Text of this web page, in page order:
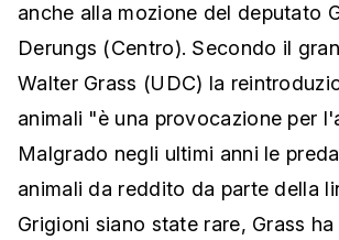
anche alla mozione del deputato
Derungs (Centro). Secondo il
Walter Grass (UDC) la
animali "è una provocazione per
Malgrado negli ultimi anni le
animali da reddito da parte della
Grigioni siano state rare, Grass